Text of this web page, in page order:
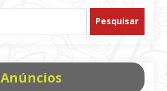
Anúncios